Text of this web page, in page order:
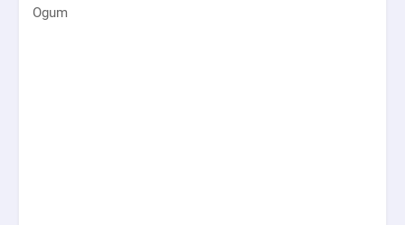
Ogum